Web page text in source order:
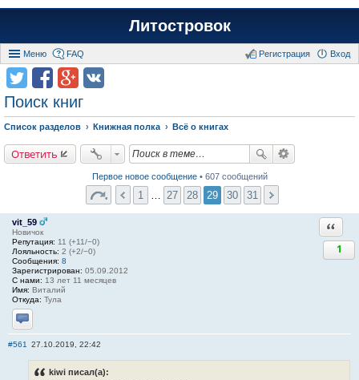
Литостровок
Меню FAQ Вход
Регистрация
Поиск книг
Список разделов Книжная полка Всё о книгах
Ответить
Первое новое сообщение• 607 сообщений
1 27 28 29 30 31
vit_59
Новичок
Репутация: 11 (+11/−0)
Лояльность: 2 (+2/−0)
Сообщения: 8
Зарегистрирован: 05.09.2012
С нами: 13 лет 11 месяцев
Имя: Виталий
Откуда: Тула
Отправить личное сообщение
1
#561 27.10.2019, 22:42
kiwi писал(а):